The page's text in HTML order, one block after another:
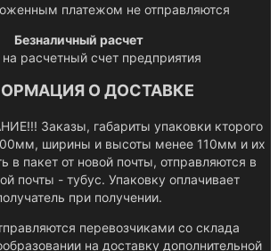
платежом не отправляются
Безналичный расчет
расчетный счет предприятия
О ДОСТАВКЕ
Заказы, габариты упаковки кторого
ширины и высоты менее 110мм и их
в пакет от новой почты, отправляются в
почты - тубус. Упаковку оплачивает
при получении.
перевозчиками со склада
на доставку дополнительной